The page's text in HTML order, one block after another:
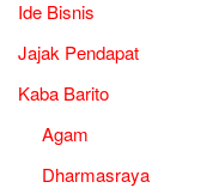
Ide Bisnis
Jajak Pendapat
Kaba Barito
Agam
Dharmasraya